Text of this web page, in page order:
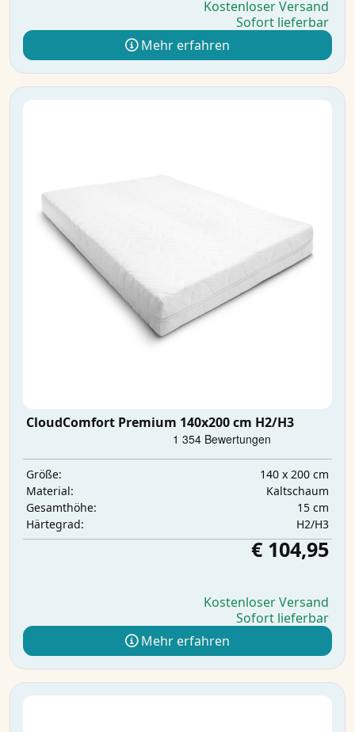
Kostenloser Versand
Sofort lieferbar
Mehr erfahren
CloudComfort Premium 140x200 cm H2/H3
Größe:
140 x 200 cm
Material:
Kaltschaum
Gesamthöhe:
15 cm
Härtegrad:
H2/H3
€ 104,95
Kostenloser Versand
Sofort lieferbar
Mehr erfahren